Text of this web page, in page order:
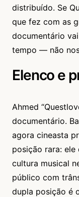
distribuído. Se
que fez com as
documentário
tempo — não
Elenco e
Ahmed
documentário.
agora cineasta
posição rara:
cultura musical
público com
dupla posição é